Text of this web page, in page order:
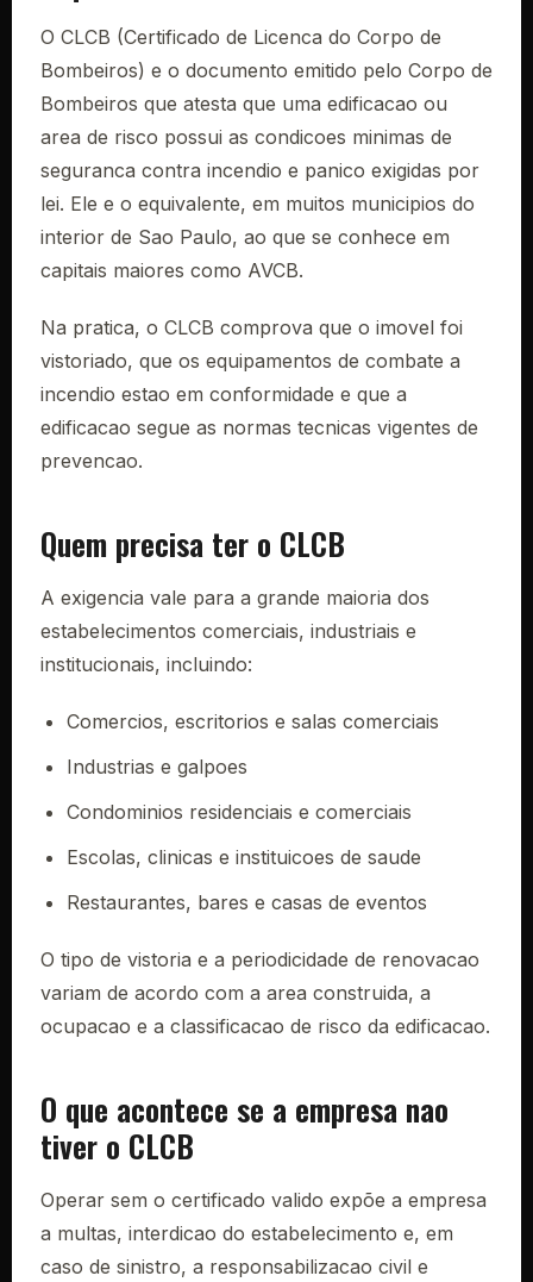
O CLCB (Certificado de Licenca do Corpo de
Bombeiros) e o documento emitido pelo Corpo de
Bombeiros que atesta que uma edificacao ou
area de risco possui as condicoes minimas de
seguranca contra incendio e panico exigidas por
lei. Ele e o equivalente, em muitos municipios do
interior de Sao Paulo, ao que se conhece em
capitais maiores como AVCB.
Na pratica, o CLCB comprova que o imovel foi
vistoriado, que os equipamentos de combate a
incendio estao em conformidade e que a
edificacao segue as normas tecnicas vigentes de
prevencao.
Quem precisa ter o CLCB
A exigencia vale para a grande maioria dos
estabelecimentos comerciais, industriais e
institucionais, incluindo:
Comercios, escritorios e salas comerciais
Industrias e galpoes
Condominios residenciais e comerciais
Escolas, clinicas e instituicoes de saude
Restaurantes, bares e casas de eventos
O tipo de vistoria e a periodicidade de renovacao
variam de acordo com a area construida, a
ocupacao e a classificacao de risco da edificacao.
O que acontece se a empresa nao
tiver o CLCB
Operar sem o certificado valido expõe a empresa
a multas, interdicao do estabelecimento e, em
caso de sinistro, a responsabilizacao civil e